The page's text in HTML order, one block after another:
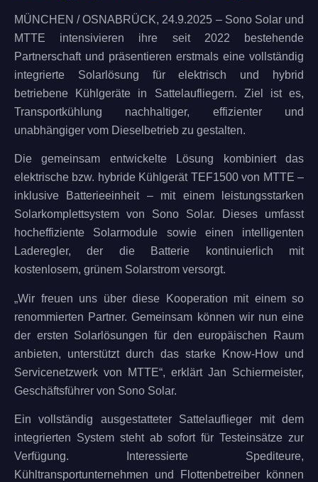
MÜNCHEN / OSNABRÜCK, 24.9.2025 – Sono Solar und
MTTE intensivieren ihre seit 2022 bestehende
Partnerschaft und präsentieren erstmals eine vollständig
integrierte Solarlösung für elektrisch und hybrid
betriebene Kühlgeräte in Sattelaufliegern. Ziel ist es,
Transportkühlung nachhaltiger, effizienter und
unabhängiger vom Dieselbetrieb zu gestalten.
Die gemeinsam entwickelte Lösung kombiniert das
elektrische bzw. hybride Kühlgerät TEF1500 von MTTE –
inklusive Batterieeinheit – mit einem leistungsstarken
Solarkomplettsystem von Sono Solar. Dieses umfasst
hocheffiziente Solarmodule sowie einen intelligenten
Laderegler, der die Batterie kontinuierlich mit
kostenlosem, grünem Solarstrom versorgt.
„Wir freuen uns über diese Kooperation mit einem so
renommierten Partner. Gemeinsam können wir nun eine
der ersten Solarlösungen für den europäischen Raum
anbieten, unterstützt durch das starke Know-How und
Servicenetzwerk von MTTE“, erklärt Jan Schiermeister,
Geschäftsführer von Sono Solar.
Ein vollständig ausgestatteter Sattelauflieger mit dem
integrierten System steht ab sofort für Testeinsätze zur
Verfügung. Interessierte Spediteure,
Kühltransportunternehmen und Flottenbetreiber können